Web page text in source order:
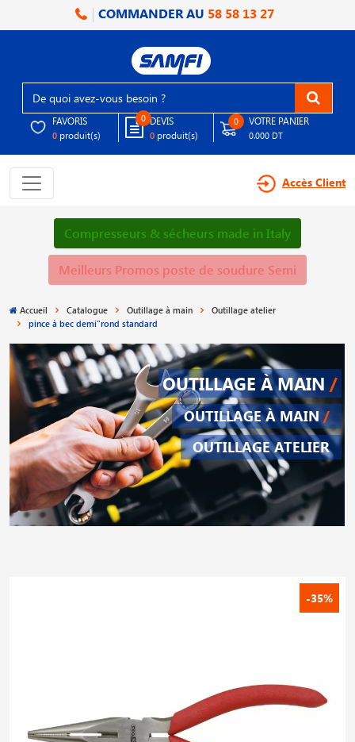
COMMANDER AU 58 58 13 27
FAVORIS
0 produit(s)
0 DEVIS
0 produit(s)
0 VOTRE PANIER
0.000 DT
Accès Client
Compresseurs & sécheurs made in Italy
Meilleurs Promos poste de soudure Semi
Accueil Catalogue Outillage à main
Outillage atelier
pince à bec demi"rond standard
OUTILLAGE À MAIN /
OUTILLAGE À MAIN /
OUTILLAGE ATELIER
-35%